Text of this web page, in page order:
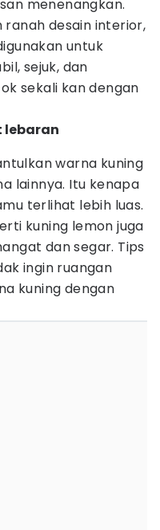
menenangkan.
desain interior,
untuk
sejuk, dan
sekali kan dengan
lebaran
warna kuning
lainnya. Itu kenapa
terlihat lebih luas.
kuning lemon juga
dan segar. Tips
ingin ruangan
kuning dengan